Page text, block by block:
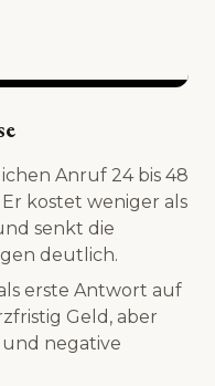
Anruf 24 bis 48
kostet weniger als
senkt die
deutlich.
erste Antwort auf
Geld, aber
negative